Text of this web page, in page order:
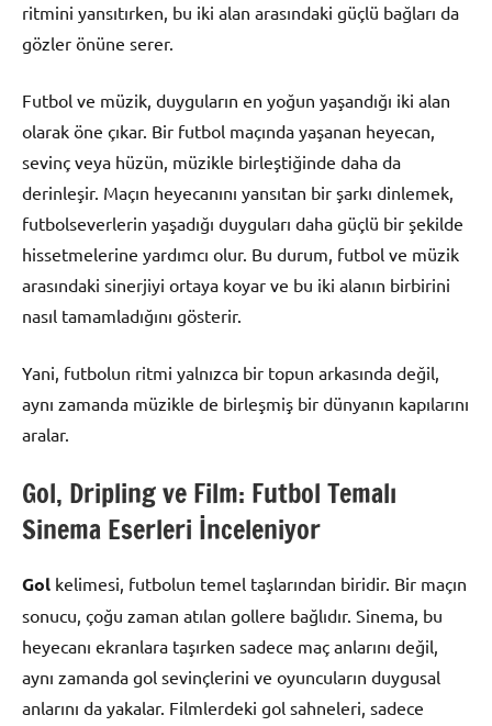
ritmini yansıtırken, bu iki alan arasındaki güçlü bağları da
gözler önüne serer.
Futbol ve müzik, duyguların en yoğun yaşandığı iki alan
olarak öne çıkar. Bir futbol maçında yaşanan heyecan,
sevinç veya hüzün, müzikle birleştiğinde daha da
derinleşir. Maçın heyecanını yansıtan bir şarkı dinlemek,
futbolseverlerin yaşadığı duyguları daha güçlü bir şekilde
hissetmelerine yardımcı olur. Bu durum, futbol ve müzik
arasındaki sinerjiyi ortaya koyar ve bu iki alanın birbirini
nasıl tamamladığını gösterir.
Yani, futbolun ritmi yalnızca bir topun arkasında değil,
aynı zamanda müzikle de birleşmiş bir dünyanın kapılarını
aralar.
Gol, Dripling ve Film: Futbol Temalı
Sinema Eserleri İnceleniyor
Gol kelimesi, futbolun temel taşlarından biridir. Bir maçın
sonucu, çoğu zaman atılan gollere bağlıdır. Sinema, bu
heyecanı ekranlara taşırken sadece maç anlarını değil,
aynı zamanda gol sevinçlerini ve oyuncuların duygusal
anlarını da yakalar. Filmlerdeki gol sahneleri, sadece